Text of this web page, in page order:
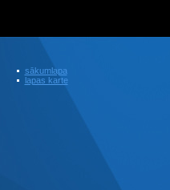
sākumlapa
lapas karte